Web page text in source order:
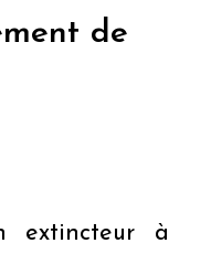
de
extincteur à